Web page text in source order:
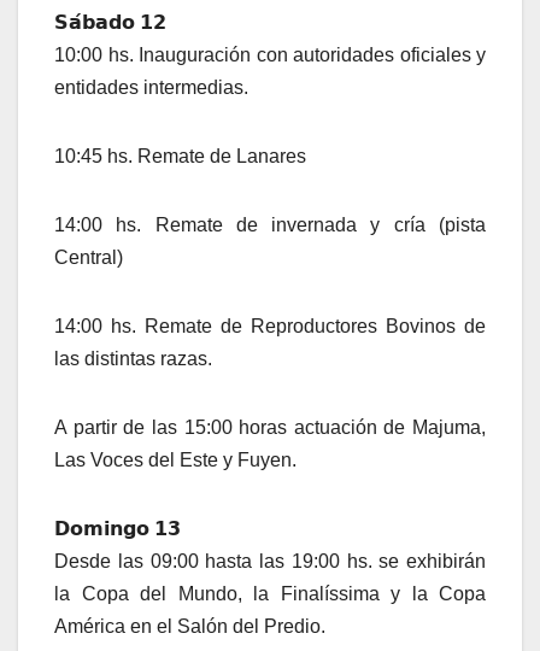
𝗦𝗮́𝗯𝗮𝗱𝗼 𝟭𝟮
10:00 hs. Inauguración con autoridades oficiales y
entidades intermedias.
10:45 hs. Remate de Lanares
14:00 hs. Remate de invernada y cría (pista
Central)
14:00 hs. Remate de Reproductores Bovinos de
las distintas razas.
A partir de las 15:00 horas actuación de Majuma,
Las Voces del Este y Fuyen.
𝗗𝗼𝗺𝗶𝗻𝗴𝗼 𝟭𝟯
Desde las 09:00 hasta las 19:00 hs. se exhibirán
la Copa del Mundo, la Finalíssima y la Copa
América en el Salón del Predio.